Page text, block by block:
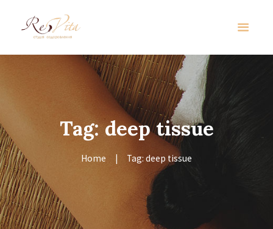
Tag: deep tissue
Home Tag: deep tissue